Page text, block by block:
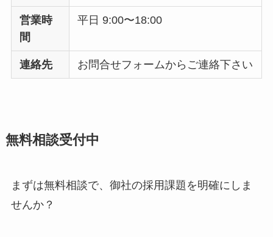
営業時
間
平日 9:00〜18:00
連絡先 お問合せフォームからご連絡下さい
無料相談受付中
まずは無料相談で、御社の採用課題を明確にしま
せんか？